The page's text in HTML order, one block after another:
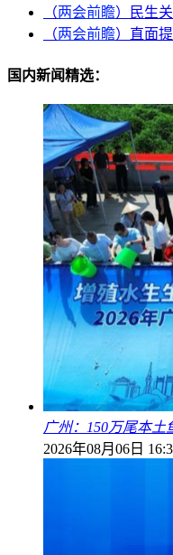
（两会前瞻）民生
（两会前瞻）直面
国内新闻精选：
广州：150万尾本土
2026年08月06日